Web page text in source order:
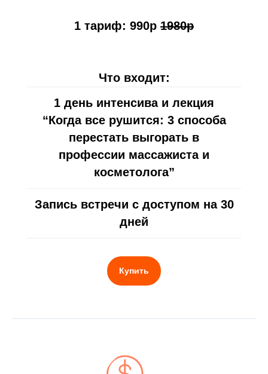
1 тариф: 990р 1980р
Что входит:
1 день интенсива и лекция
“Когда все рушится: 3 способа
перестать выгорать в
профессии массажиста и
косметолога”
Запись встречи с доступом на 30
дней
Купить